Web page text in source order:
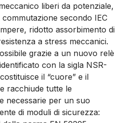
liberi da potenziale,
secondo IEC
ridotto assorbimento di
a stress meccanici.
grazie a un nuovo relè
con la sigla NSR-
il “cuore” e il
racchiude tutte le
necessarie per un suo
di moduli di sicurezza: